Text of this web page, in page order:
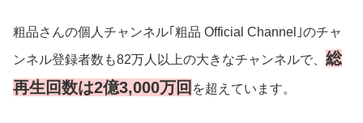
粗品さんの個人チャンネル｢粗品 Official Channel｣のチャ
ンネル登録者数も82万人以上の大きなチャンネルで、 総
再生回数は2億3,000万回 を超えています。